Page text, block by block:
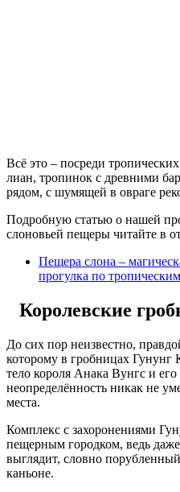
Всё это – посреди
лиан, тропинок с древними
рядом, с шумящей в овраге
Подробную статью о нашей
слоновьей пещеры читайте в
Пещера слона –
прогулка по
Королевские
До сих пор неизвестно,
которому в гробницах Гунунг
тело короля Анака Вунгс и
неопределённость никак не
места.
Комплекс с захоронениями
пещерным городком, ведь
выглядит, словно
каньоне.